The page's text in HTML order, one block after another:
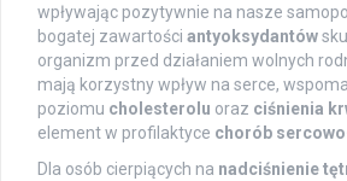
wpływając pozytywnie na nasze
bogatej zawartości antyoksydantów
organizm przed działaniem wolnych
mają korzystny wpływ na serce,
poziomu cholesterolu oraz ciśnienia
element w profilaktyce chorób
Dla osób cierpiących na nadciśnienie